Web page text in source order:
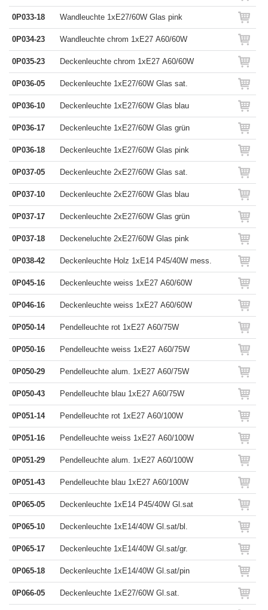
0P033-18 Wandleuchte 1xE27/60W Glas pink
0P034-23 Wandleuchte chrom 1xE27 A60/60W
0P035-23 Deckenleuchte chrom 1xE27 A60/60W
0P036-05 Deckenleuchte 1xE27/60W Glas sat.
0P036-10 Deckenleuchte 1xE27/60W Glas blau
0P036-17 Deckenleuchte 1xE27/60W Glas grün
0P036-18 Deckenleuchte 1xE27/60W Glas pink
0P037-05 Deckenleuchte 2xE27/60W Glas sat.
0P037-10 Deckenleuchte 2xE27/60W Glas blau
0P037-17 Deckenleuchte 2xE27/60W Glas grün
0P037-18 Deckeneluchte 2xE27/60W Glas pink
0P038-42 Deckenleuchte Holz 1xE14 P45/40W mess.
0P045-16 Deckenleuchte weiss 1xE27 A60/60W
0P046-16 Deckenleuchte weiss 1xE27 A60/60W
0P050-14 Pendelleuchte rot 1xE27 A60/75W
0P050-16 Pendelleuchte weiss 1xE27 A60/75W
0P050-29 Pendelleuchte alum. 1xE27 A60/75W
0P050-43 Pendelleuchte blau 1xE27 A60/75W
0P051-14 Pendelleuchte rot 1xE27 A60/100W
0P051-16 Pendelleuchte weiss 1xE27 A60/100W
0P051-29 Pendelleuchte alum. 1xE27 A60/100W
0P051-43 Pendelleuchte blau 1xE27 A60/100W
0P065-05 Deckenleuchte 1xE14 P45/40W Gl.sat
0P065-10 Deckenleuchte 1xE14/40W Gl.sat/bl.
0P065-17 Deckenleuchte 1xE14/40W Gl.sat/gr.
0P065-18 Deckenleuchte 1xE14/40W Gl.sat/pin
0P066-05 Deckenleuchte 1xE27/60W Gl.sat.